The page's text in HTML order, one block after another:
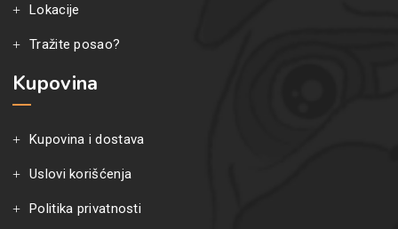
Lokacije
Tražite posao?
Kupovina
Kupovina i dostava
Uslovi korišćenja
Politika privatnosti